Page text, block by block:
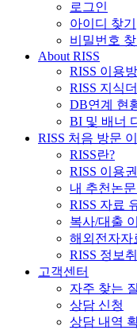
로그인
아이디 찾기
비밀번호 찾
About RISS
RISS 이용
RISS 지식더
DB연계 현
BI 및 배너
RISS 처음 방문
RISS란?
RISS 이용
내 추천논
RISS 자료
복사/대출
해외전자자
RISS 정보
고객센터
자주 찾는
상담 신청
상담 내역